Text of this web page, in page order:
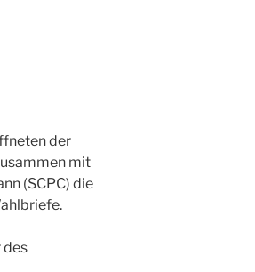
der
mit
(SCPC) die
des